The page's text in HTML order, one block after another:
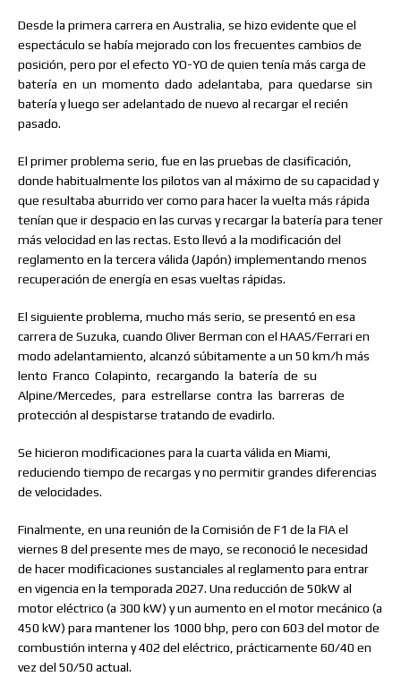
Desde la primera carrera en Australia, se hizo evidente que el
espectáculo se había mejorado con los frecuentes cambios de
posición, pero por el efecto YO-YO de quien tenía más carga de
batería en un momento dado adelantaba, para quedarse sin
batería y luego ser adelantado de nuevo al recargar el recién
pasado.
El primer problema serio, fue en las pruebas de clasificación,
donde habitualmente los pilotos van al máximo de su capacidad y
que resultaba aburrido ver como para hacer la vuelta más rápida
tenían que ir despacio en las curvas y recargar la batería para tener
más velocidad en las rectas. Esto llevó a la modificación del
reglamento en la tercera válida (Japón) implementando menos
recuperación de energía en esas vueltas rápidas.
El siguiente problema, mucho más serio, se presentó en esa
carrera de Suzuka, cuando Oliver Berman con el HAAS/Ferrari en
modo adelantamiento, alcanzó súbitamente a un 50 km/h más
lento Franco Colapinto, recargando la batería de su
Alpine/Mercedes,
para estrellarse contra las barreras de
protección al despistarse tratando de evadirlo.
Se hicieron modificaciones para la cuarta válida en Miami,
reduciendo tiempo de recargas y no permitir grandes diferencias
de velocidades.
Finalmente, en una reunión de la Comisión de F1 de la FIA el
viernes 8 del presente mes de mayo, se reconoció le necesidad
de hacer modificaciones sustanciales al reglamento para entrar
en vigencia en la temporada 2027. Una reducción de 50kW al
motor eléctrico (a 300 kW) y un aumento en el motor mecánico (a
450 kW) para mantener los 1000 bhp, pero con 603 del motor de
combustión interna y 402 del eléctrico, prácticamente 60/40 en
vez del 50/50 actual.